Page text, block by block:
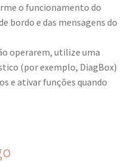
o funcionamento do
bordo e das mensagens do
operarem, utilize uma
(por exemplo, DiagBox)
e ativar funções quando